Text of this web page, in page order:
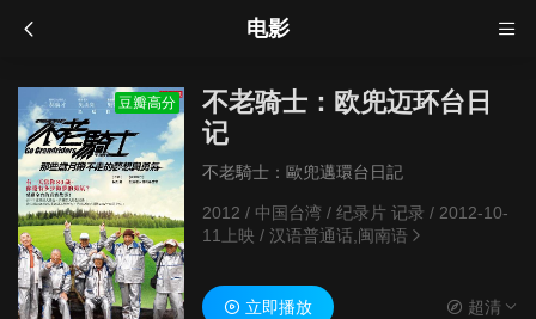
电影
豆瓣高分
不老骑士：欧兜迈环台日
记
不老騎士：歐兜邁環台日記
2012 / 中国台湾 / 纪录片 记录/ 2012-10-
11上映 / 汉语普通话,闽南语
立即播放 超清